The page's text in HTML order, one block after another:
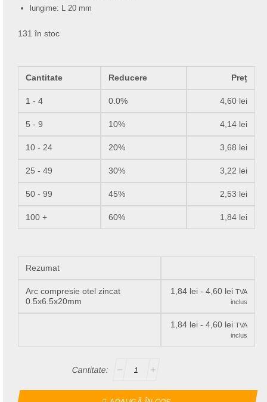
lungime: L 20 mm
131 în stoc
Cantitate Reducere Preț
1 - 4 0.0% 4,60 lei
5 - 9 10% 4,14 lei
10 - 24 20% 3,68 lei
25 - 49 30% 3,22 lei
50 - 99 45% 2,53 lei
100 + 60% 1,84 lei
Rezumat
Arc compresie otel zincat
0.5x6.5x20mm
1,84 lei - 4,60 lei TVA
inclus
1,84 lei - 4,60 lei TVA
inclus